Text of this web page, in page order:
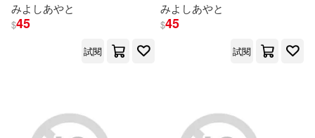
みよ しあやと
$45
試閱
みよ しあやと
$45
試閱